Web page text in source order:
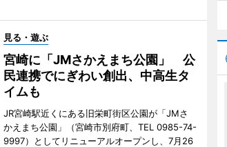
見る・遊ぶ
宮崎に「JMさかえまち公園」 公
民連携でにぎわい創出、中高生タ
イムも
JR宮崎駅近くにある旧栄町街区公園が「JMさ
かえまち公園」（宮崎市別府町、TEL 0985-74-
9997）としてリニューアルオープンし、7月26